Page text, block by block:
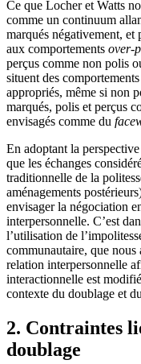
Ce que Locher et Watts
comme un continuum
marqués négativement,
aux comportements over-
perçus comme non polis
situent des
appropriés, même si non
marqués, polis et perçus
envisagés comme du
En adoptant la
que les échanges
traditionnelle de la
aménagements
envisager la négociation
interpersonnelle. C’est
l’utilisation de
communautaire, que nous
relation interpersonnelle
interactionnelle est
contexte du doublage et
2. Contraintes
doublage